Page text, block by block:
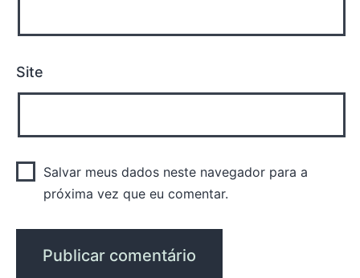
Site
Salvar meus dados neste navegador para a
próxima vez que eu comentar.